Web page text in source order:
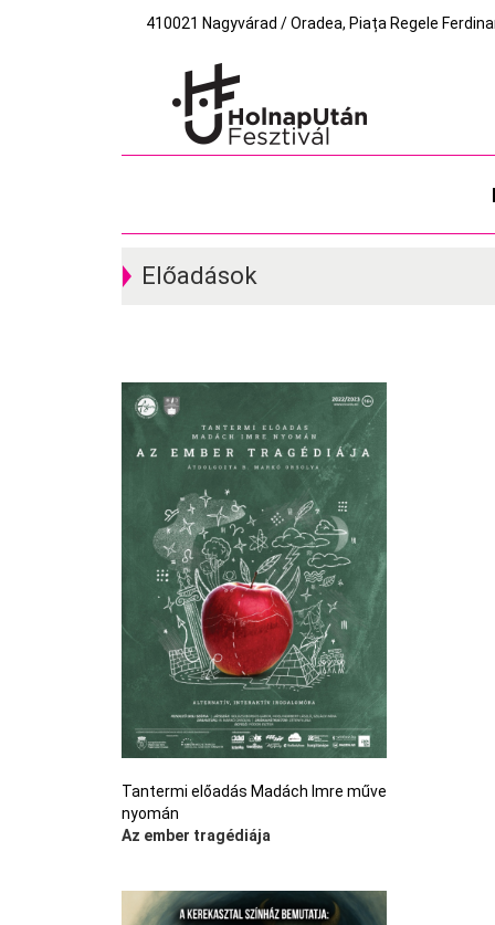
410021 Nagyvárad / Oradea, Piața Regele
Előadások
Tantermi előadás Madách Imre műve
nyomán
Az ember tragédiája